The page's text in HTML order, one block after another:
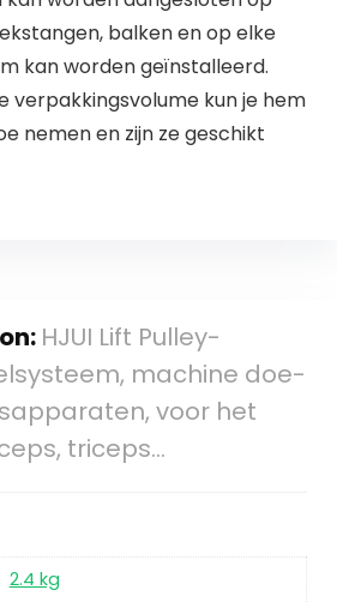
balken en op elke
kan worden geïnstalleerd.
verpakkingsvolume kun je hem
nemen en zijn ze geschikt
HJUI Lift Pulley-
machine doe-
voor het
triceps…
2.4 kg